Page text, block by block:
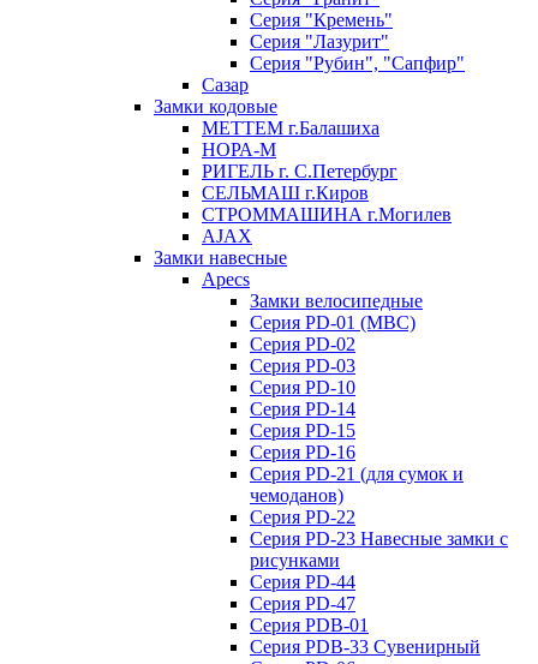
Серия "Кремень"
Серия "Лазурит"
Серия "Рубин", "Сапфир"
Сазар
Замки кодовые
МЕТТЕМ г.Балашиха
НОРА-М
РИГЕЛЬ г. С.Петербург
СЕЛЬМАШ г.Киров
СТРОММАШИНА г.Могилев
AJAX
Замки навесные
Apecs
Замки велосипедные
Серия PD-01 (МВС)
Серия PD-02
Серия PD-03
Серия PD-10
Серия PD-14
Серия PD-15
Серия PD-16
Серия PD-21 (для сумок и
чемоданов)
Серия PD-22
Серия PD-23 Навесные замки с
рисунками
Серия PD-44
Серия PD-47
Серия PDB-01
Серия PDB-33 Сувенирный